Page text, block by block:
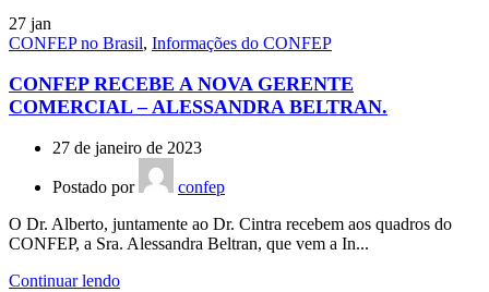
27 jan
CONFEP no Brasil, Informações do CONFEP
CONFEP RECEBE A NOVA GERENTE
COMERCIAL – ALESSANDRA BELTRAN.
27 de janeiro de 2023
Postado por
confep
O Dr. Alberto, juntamente ao Dr. Cintra recebem aos quadros do
CONFEP, a Sra. Alessandra Beltran, que vem a In...
Continuar lendo